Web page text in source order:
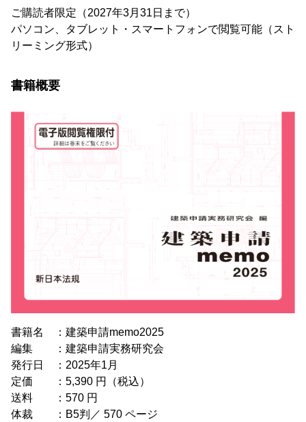
ご購読者限定（2027年3月31日まで）
パソコン、タブレット・スマートフォンで閲覧可能（スト
リーミング形式）
書籍概要
書籍名 ：建築申請memo2025
編集 ：建築申請実務研究会
発行日 ：2025年1月
定価 ：5,390 円（税込）
送料 ：570 円
体裁 ：B5判／ 570 ページ